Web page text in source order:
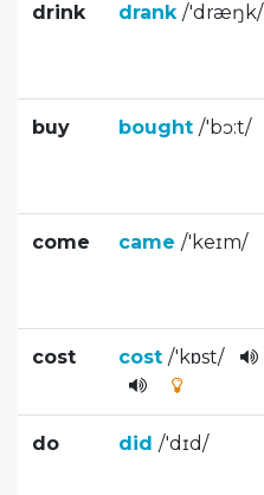
drink drank /'dræŋk/
buy bought /'bɔ:t/
come came /'keɪm/
cost cost /'kɒst/
do did /'dɪd/